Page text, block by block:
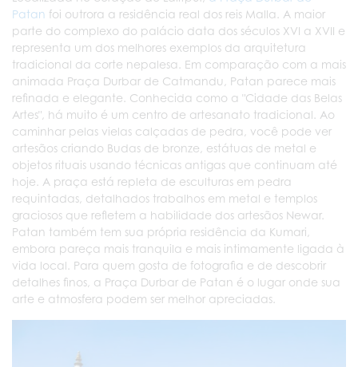
Patan foi outrora a residência real dos reis Malla. A maior
parte do complexo do palácio data dos séculos XVI a XVII e
representa um dos melhores exemplos da arquitetura
tradicional da corte nepalesa. Em comparação com a mais
animada Praça Durbar de Catmandu, Patan parece mais
refinada e elegante. Conhecida como a "Cidade das Belas
Artes", há muito é um centro de artesanato tradicional. Ao
caminhar pelas vielas calçadas de pedra, você pode ver
artesãos criando Budas de bronze, estátuas de metal e
objetos rituais usando técnicas antigas que continuam até
hoje. A praça está repleta de esculturas em pedra
requintadas, detalhados trabalhos em metal e templos
graciosos que refletem a habilidade dos artesãos Newar.
Patan também tem sua própria residência da Kumari,
embora pareça mais tranquila e mais intimamente ligada à
vida local. Para quem gosta de fotografia e de descobrir
detalhes finos, a Praça Durbar de Patan é o lugar onde sua
arte e atmosfera podem ser melhor apreciadas.